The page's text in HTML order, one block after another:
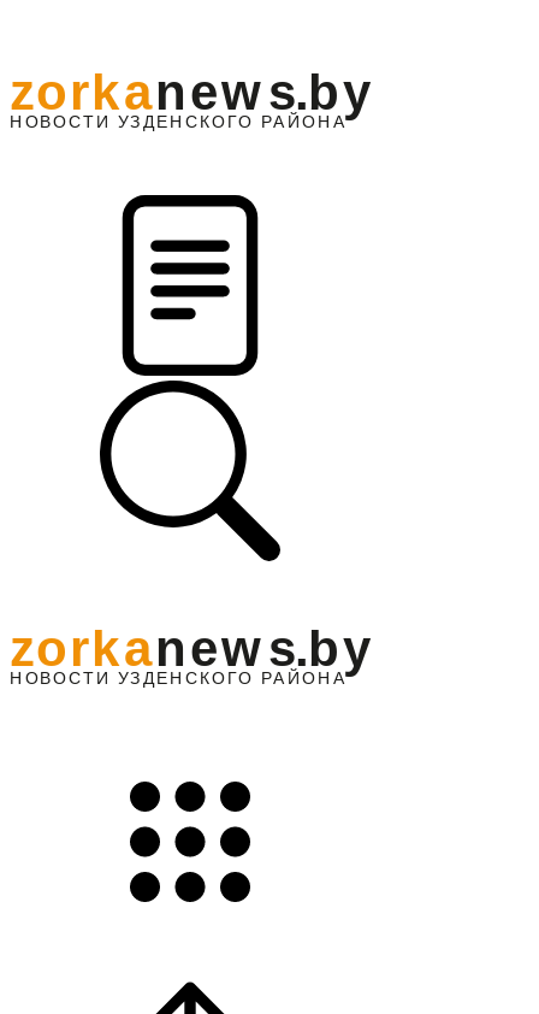
НО ВОСТИ УЗДЕНС КО ГО РАЙОНА
zorkanews.by